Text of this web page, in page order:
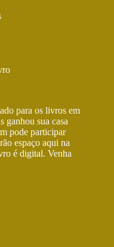
para os livros em
ganhou sua casa
pode participar
espaço aqui na
é digital. Venha